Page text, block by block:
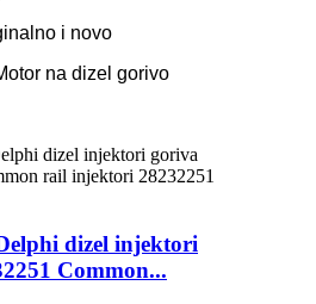
i novo
na dizel gorivo
dizel injektori
Common...